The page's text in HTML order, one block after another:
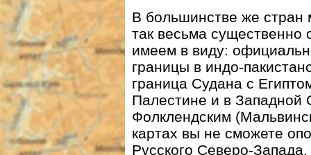
В большинстве же стран
так весьма
имеем в виду:
границы в индо-
граница Судана с
Палестине и в Западной
Фолклендским
картах вы не сможете
Русского Северо-